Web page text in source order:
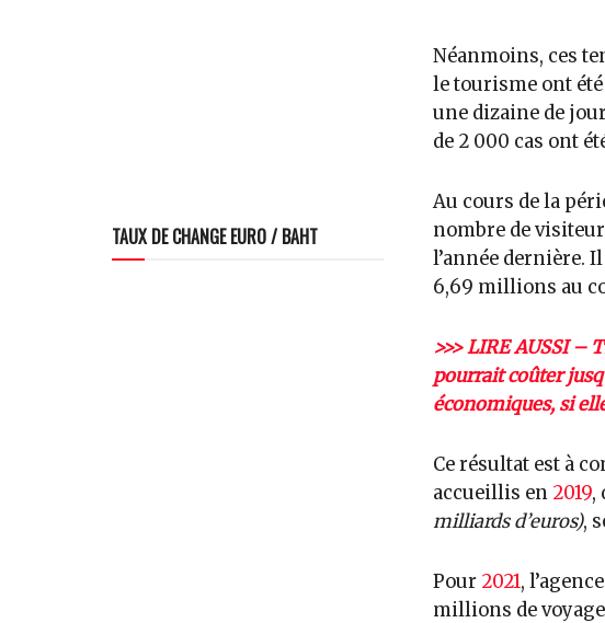
Néanmoins, ces
le tourisme ont
une dizaine de
de 2 000 cas ont
Au cours de la
nombre de
l’année dernière.
6,69 millions au
>>> LIRE AUSSI –
pourrait coûter
économiques, si
Ce résultat est à
accueillis en 2019,
milliards d’euros),
Pour 2021,
millions de
TAUX DE CHANGE EURO / BAHT